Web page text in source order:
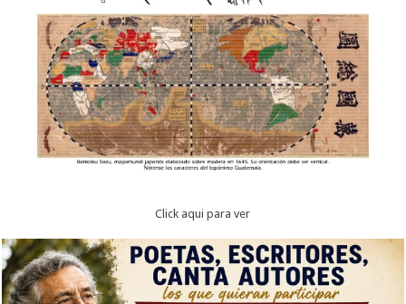
Click aqui para ver